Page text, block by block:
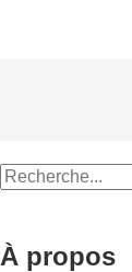
À propos